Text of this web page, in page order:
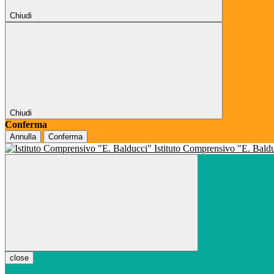
Chiudi
Chiudi
Conferma
Annulla Conferma
Istituto Comprensivo "E.
close